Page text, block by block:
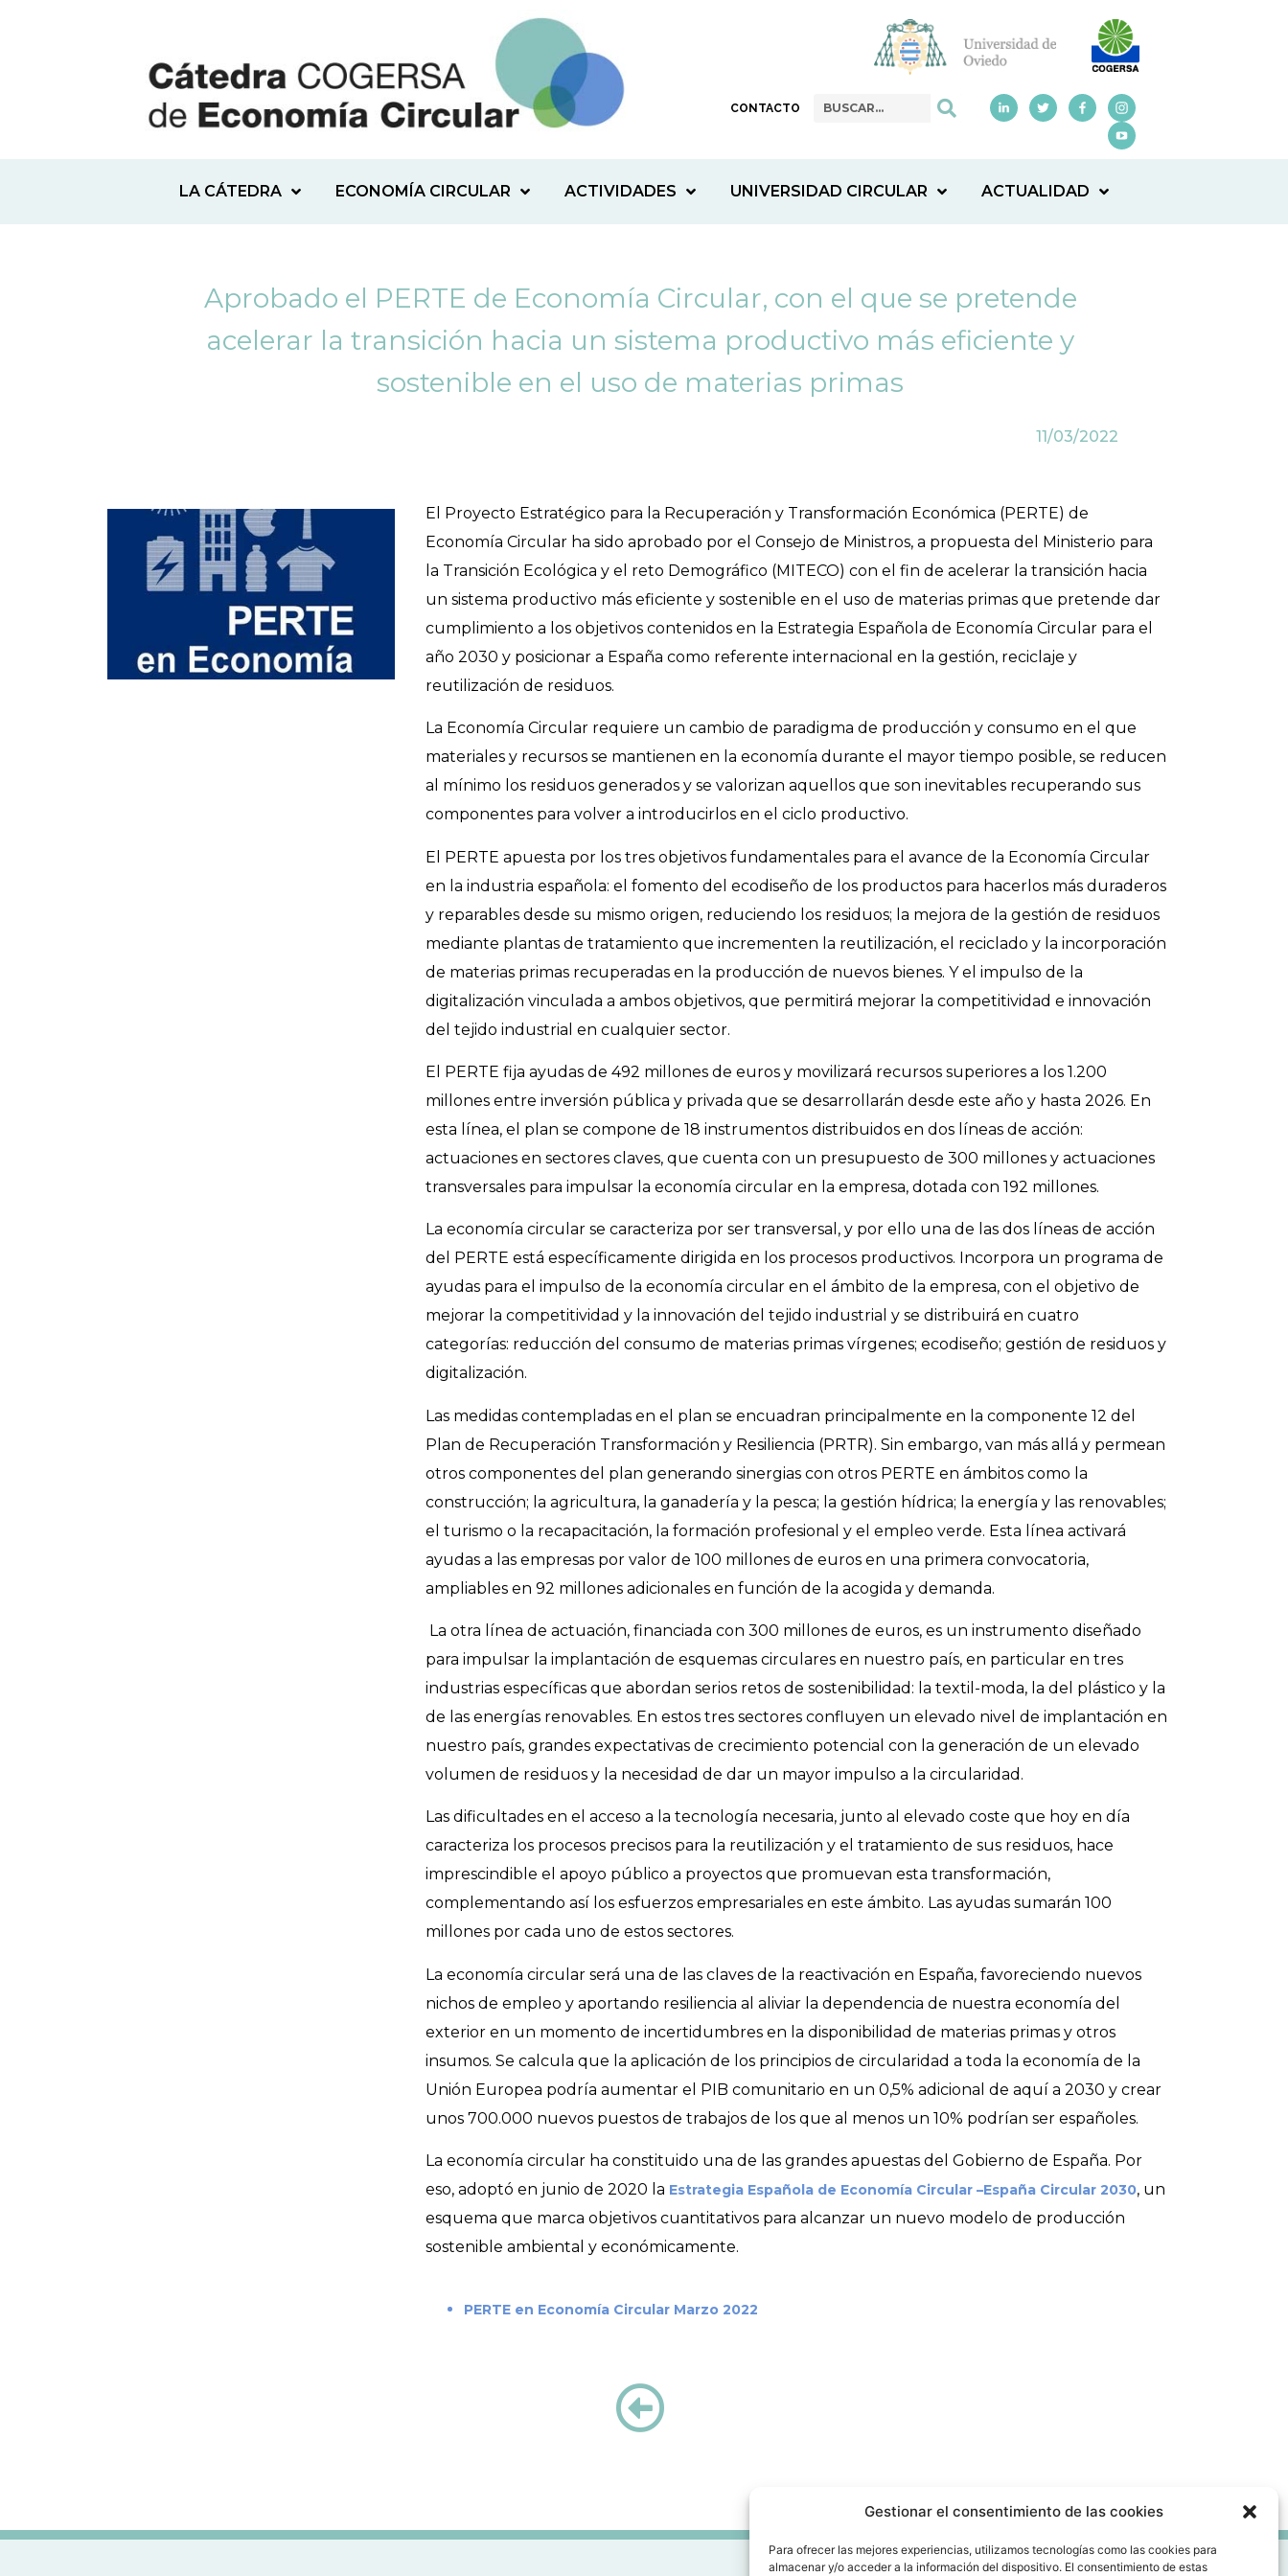
Gestionar el consentimiento de las cookies
Para ofrecer las mejores experiencias, utilizamos tecnologías como las cookies para
almacenar y/o acceder a la información del dispositivo. El consentimiento de estas
CONTACTO
LA CÁTEDRA ECONOMÍA CIRCULAR ACTIVIDADES UNIVERSIDAD CIRCULAR ACTUALIDAD
Aprobado el PERTE de Economía Circular, con el que se pretende
acelerar la transición hacia un sistema productivo más eficiente y
sostenible en el uso de materias primas
11/03/2022
El Proyecto Estratégico para la Recuperación y Transformación Económica (PERTE) de
Economía Circular ha sido aprobado por el Consejo de Ministros, a propuesta del Ministerio para
la Transición Ecológica y el reto Demográfico (MITECO) con el fin de acelerar la transición hacia
un sistema productivo más eficiente y sostenible en el uso de materias primas que pretende dar
cumplimiento a los objetivos contenidos en la Estrategia Española de Economía Circular para el
año 2030 y posicionar a España como referente internacional en la gestión, reciclaje y
reutilización de residuos.
La Economía Circular requiere un cambio de paradigma de producción y consumo en el que
materiales y recursos se mantienen en la economía durante el mayor tiempo posible, se reducen
al mínimo los residuos generados y se valorizan aquellos que son inevitables recuperando sus
componentes para volver a introducirlos en el ciclo productivo.
El PERTE apuesta por los tres objetivos fundamentales para el avance de la Economía Circular
en la industria española: el fomento del ecodiseño de los productos para hacerlos más duraderos
y reparables desde su mismo origen, reduciendo los residuos; la mejora de la gestión de residuos
mediante plantas de tratamiento que incrementen la reutilización, el reciclado y la incorporación
de materias primas recuperadas en la producción de nuevos bienes. Y el impulso de la
digitalización vinculada a ambos objetivos, que permitirá mejorar la competitividad e innovación
del tejido industrial en cualquier sector.
El PERTE fija ayudas de 492 millones de euros y movilizará recursos superiores a los 1.200
millones entre inversión pública y privada que se desarrollarán desde este año y hasta 2026. En
esta línea, el plan se compone de 18 instrumentos distribuidos en dos líneas de acción:
actuaciones en sectores claves, que cuenta con un presupuesto de 300 millones y actuaciones
transversales para impulsar la economía circular en la empresa, dotada con 192 millones.
La economía circular se caracteriza por ser transversal, y por ello una de las dos líneas de acción
del PERTE está específicamente dirigida en los procesos productivos. Incorpora un programa de
ayudas para el impulso de la economía circular en el ámbito de la empresa, con el objetivo de
mejorar la competitividad y la innovación del tejido industrial y se distribuirá en cuatro
categorías: reducción del consumo de materias primas vírgenes; ecodiseño; gestión de residuos y
digitalización.
Las medidas contempladas en el plan se encuadran principalmente en la componente 12 del
Plan de Recuperación Transformación y Resiliencia (PRTR). Sin embargo, van más allá y permean
otros componentes del plan generando sinergias con otros PERTE en ámbitos como la
construcción; la agricultura, la ganadería y la pesca; la gestión hídrica; la energía y las renovables;
el turismo o la recapacitación, la formación profesional y el empleo verde. Esta línea activará
ayudas a las empresas por valor de 100 millones de euros en una primera convocatoria,
ampliables en 92 millones adicionales en función de la acogida y demanda.
La otra línea de actuación, financiada con 300 millones de euros, es un instrumento diseñado
para impulsar la implantación de esquemas circulares en nuestro país, en particular en tres
industrias específicas que abordan serios retos de sostenibilidad: la textil-moda, la del plástico y la
de las energías renovables. En estos tres sectores confluyen un elevado nivel de implantación en
nuestro país, grandes expectativas de crecimiento potencial con la generación de un elevado
volumen de residuos y la necesidad de dar un mayor impulso a la circularidad.
Las dificultades en el acceso a la tecnología necesaria, junto al elevado coste que hoy en día
caracteriza los procesos precisos para la reutilización y el tratamiento de sus residuos, hace
imprescindible el apoyo público a proyectos que promuevan esta transformación,
complementando así los esfuerzos empresariales en este ámbito. Las ayudas sumarán 100
millones por cada uno de estos sectores.
La economía circular será una de las claves de la reactivación en España, favoreciendo nuevos
nichos de empleo y aportando resiliencia al aliviar la dependencia de nuestra economía del
exterior en un momento de incertidumbres en la disponibilidad de materias primas y otros
insumos. Se calcula que la aplicación de los principios de circularidad a toda la economía de la
Unión Europea podría aumentar el PIB comunitario en un 0,5% adicional de aquí a 2030 y crear
unos 700.000 nuevos puestos de trabajos de los que al menos un 10% podrían ser españoles.
La economía circular ha constituido una de las grandes apuestas del Gobierno de España. Por
eso, adoptó en junio de 2020 la Estrategia Española de Economía Circular –España Circular 2030, un
esquema que marca objetivos cuantitativos para alcanzar un nuevo modelo de producción
sostenible ambiental y económicamente.
PERTE en Economía Circular Marzo 2022